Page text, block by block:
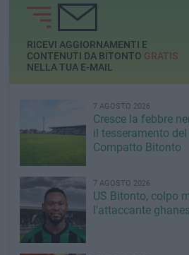
RICEVI AGGIORNAMENTI E
CONTENUTI DA BITONTO GRATIS
NELLA TUA E-MAIL
7 AGOSTO 2026
Cresce la febbre
il tesseramento
Compatto Bitonto
7 AGOSTO 2026
US Bitonto, colpo
l'attaccante